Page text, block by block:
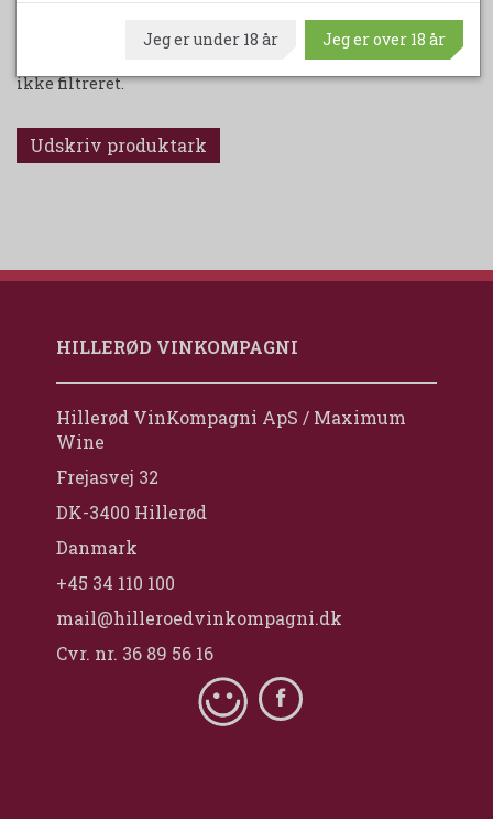
drueskaller, der samler sig i toppen af gæringskarrene.
Efter gæring lagrer vinen i franske egetræsfade i 18
måneder, hvor den undergår malolaktisk gæring. Vinen er
ikke filtreret.
Udskriv produktark
HILLERØD VINKOMPAGNI
Hillerød VinKompagni ApS / Maximum
Wine
Frejasvej 32
DK-3400 Hillerød
Danmark
+45 34 110 100
mail@hilleroedvinkompagni.dk
Cvr. nr. 36 89 56 16
Jeg er under 18 år Jeg er over 18 år